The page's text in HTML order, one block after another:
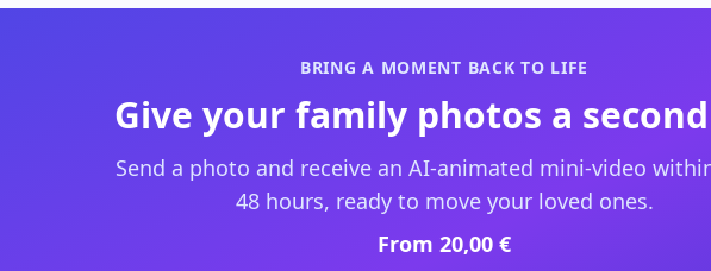
BRING A MOMENT BACK TO LIFE
Give your family photos a
Send a photo and receive an AI-animated mini-video
48 hours, ready to move your loved ones.
From 20,00 €